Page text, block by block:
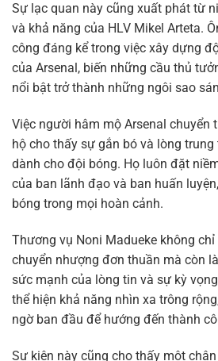
Sự lạc quan này cũng xuất phát từ
và khả năng của HLV Mikel Arteta.
công đáng kể trong việc xây dựng
của Arsenal, biến những cầu thủ
nổi bật trở thành những ngôi sao
Việc người hâm mộ Arsenal chuyển
hộ cho thấy sự gắn bó và lòng
dành cho đội bóng. Họ luôn đặt
của ban lãnh đạo và ban huấn
bóng trong mọi hoàn cảnh.
Thương vụ Noni Madueke không
chuyển nhượng đơn thuần mà còn
sức mạnh của lòng tin và sự kỳ
thể hiện khả năng nhìn xa trông
ngờ ban đầu để hướng đến thành
Sự kiện này cũng cho thấy một